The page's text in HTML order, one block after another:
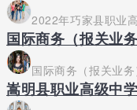
2022年巧家县职业
国际商务（报关业
国际商务（报关业
嵩明县职业高级中